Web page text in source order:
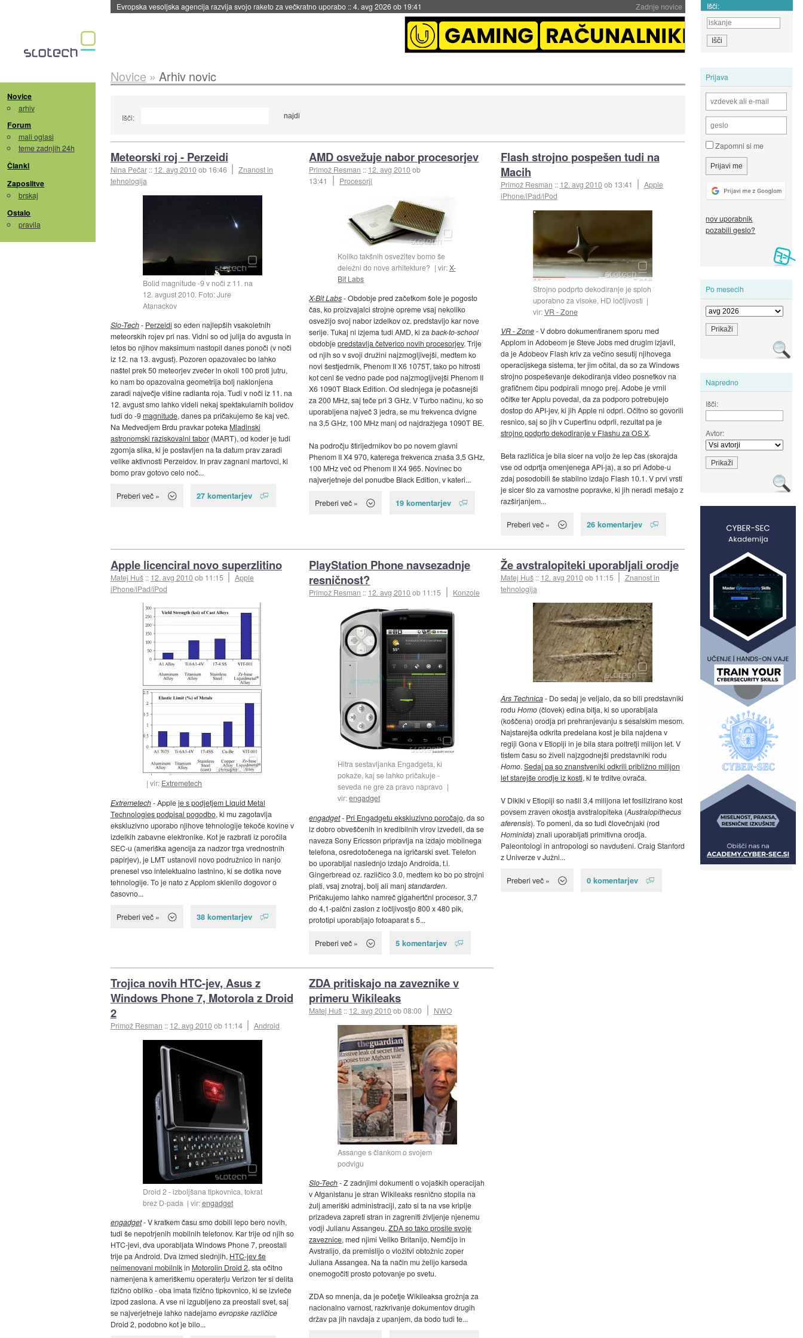
Zadnje novice
Evropska vesoljska agencija razvija svojo raketo za večkratno uporabo ::4. avg 2026 ob 19:41 Išči:
Novice
arhiv
Forum
mali oglasi
teme zadnjih 24h
Članki
Zaposlitve
brskaj
Ostalo
pravila
Prijava
Zapomni si me
nov uporabnik
pozabili geslo?
Po mesecih
Napredno
Išči:
Avtor:
Novice » Arhiv novic
Išči:
Meteorski roj - Perzeidi
Nina Pečar :: 12. avg 2010ob 16:46
Znanost in
tehnologija
Bolid magnitude -9 v noči z 11. na
12. avgust 2010. Foto: Jure
Atanackov
Slo-Tech- Perzeidi so eden najlepših vsakoletnih
meteorskih rojev pri nas. Vidni so od julija do avgusta in
letos bo njihov maksimum nastopil danes ponoči (v noči
iz 12. na 13. avgust). Pozoren opazovalec bo lahko
naštel prek 50 meteorjev zvečer in okoli 100 proti jutru,
ko nam bo opazovalna geometrija bolj naklonjena
zaradi največje višine radianta roja. Tudi v noči iz 11. na
12. avgust smo lahko videli nekaj spektakularnih bolidov
tudi do -9magnitude, danes pa pričakujemo še kaj več.
Na Medvedjem Brdu pravkar poteka Mladinski
astronomski raziskovalni tabor(MART), od koder je tudi
zgornja slika, ki je postavljen na ta datum prav zaradi
velike aktivnosti Perzeidov. In prav zagnani martovci, ki
bomo prav gotovo celo noč...
Preberi več » 27 komentarjev
AMD osvežuje nabor procesorjev
Primož Resman :: 12. avg 2010ob
13:41
Procesorji
Koliko takšnih osvežitev bomo še
deležni do nove arhitekture?
vir:X-
Bit Labs
X-Bit Labs- Obdobje pred začetkom šole je pogosto
čas, ko proizvajalci strojne opreme vsaj nekoliko
osvežijo svoj nabor izdelkov oz. predstavijo kar nove
serije. Tukaj ni izjema tudi AMD, ki zaback-to-school
obdobjepredstavlja četverico novih procesorjev. Trije
od njih so v svoji družini najzmogljivejši, medtem ko
novi šestjedrnik, Phenom II X6 1075T, tako po hitrosti
kot ceni še vedno pade pod najzmogljivejši Phenom II
X6 1090T Black Edition. Od slednjega je počasnejši
za 200 MHz, saj teče pri 3 GHz. V Turbo načinu, ko so
uporabljena največ 3 jedra, se mu frekvenca dvigne
na 3,5 GHz, 100 MHz manj od najdražjega 1090T BE.
Na področju štirijedrnikov bo po novem glavni
Phenom II X4 970, katerega frekvenca znaša 3,5 GHz,
100 MHz več od Phenom II X4 965. Novinec bo
najverjetneje del ponudbe Black Edition, v kateri...
Preberi več » 19 komentarjev
Flash strojno pospešen tudi na
Macih
Primož Resman :: 12. avg 2010ob 13:41
Apple
iPhone/iPad/iPod
Strojno podprto dekodiranje je sploh
uporabno za visoke, HD ločljivosti
vir:VR - Zone
VR - Zone- V dobro dokumentiranem sporu med
Applom in Adobeom je Steve Jobs med drugim izjavil,
da je Adobeov Flash kriv za večino sesutij njihovega
operacijskega sistema, ter jim očital, da so za Windows
strojno pospeševanje dekodiranja video posnetkov na
grafičnem čipu podpirali mnogo prej. Adobe je vrnil
očitke ter Applu povedal, da za podporo potrebujejo
dostop do API-jev, ki jih Apple ni odprl. Očitno so govorili
resnico, saj so jih v Cupertinu odprli, rezultat pa je
strojno podprto dekodiranje v Flashu za OS X.
Beta različica je bila sicer na voljo že lep čas (skorajda
vse od odprtja omenjenega API-ja), a so pri Adobe-u
zdaj posodobili še stabilno izdajo Flash 10.1. V prvi vrsti
je sicer šlo za varnostne popravke, ki jih neradi mešajo z
razširjanjem...
Preberi več » 26 komentarjev
Apple licenciral novo superzlitino
Matej Huš :: 12. avg 2010ob 11:15
Apple
iPhone/iPad/iPod
vir: Extremetech
Extremetech- Appleje s podjetjem Liquid Metal
Technologies podpisal pogodbo, ki mu zagotavlja
ekskluzivno uporabo njihove tehnologije tekoče kovine v
izdelkih zabavne elektronike. Kot je razbrati iz poročila
SEC-u (ameriška agencija za nadzor trga vrednostnih
papirjev), je LMT ustanovil novo podružnico in nanjo
prenesel vso intelektualno lastnino, ki se dotika nove
tehnologije. To je nato z Applom sklenilo dogovor o
časovno...
Preberi več » 38 komentarjev
PlayStation Phone navsezadnje
resničnost?
Primož Resman :: 12. avg 2010ob 11:15 Konzole
Hitra sestavljanka Engadgeta, ki
pokaže, kaj se lahko pričakuje -
seveda ne gre za pravo napravo
vir:engadget
engadget- Pri Engadgetu ekskluzivno poročajo, da so
iz dobro obveščenih in kredibilnih virov izvedeli, da se
naveza Sony Ericsson pripravlja na izdajo mobilnega
telefona, osredotočenega na igričarski svet. Telefon
bo uporabljal naslednjo izdajo Androida, t.i.
Gingerbread oz. različico 3.0, medtem ko bo po strojni
plati, vsaj znotraj, bolj ali manjstandarden.
Pričakujemo lahko namreč gigahertčni procesor, 3,7
do 4,1-palčni zaslon z ločljivostjo 800 x 480 pik,
prototipi uporabljajo fotoaparat s 5...
Preberi več » 5 komentarjev
Že avstralopiteki uporabljali orodje
Matej Huš :: 12. avg 2010ob 11:15
Znanost in
tehnologija
Ars Technica- Do sedaj je veljalo, da so bili predstavniki
rodu Homo(človek) edina bitja, ki so uporabljala
(koščena) orodja pri prehranjevanju s sesalskim mesom.
Najstarejša odkrita predelana kost je bila najdena v
regiji Gona v Etiopiji in je bila stara poltretji milijon let. V
tistem času so živeli najzgodnejši predstavniki rodu
Homo. Sedaj pa so znanstveniki odkrili približno milijon
let starejše orodje iz kosti, ki te trditve ovrača.
V Dikiki v Etiopiji so našli 3,4 milijona let fosilizirano kost
povsem zraven okostja avstralopiteka (Australopithecus
aferensis). To pomeni, da so tudi človečnjaki (rod
Hominida) znali uporabljati primitivna orodja.
Paleontologi in antropologi so navdušeni. Craig Stanford
z Univerze v Južni...
Preberi več » 0 komentarjev
Trojica novih HTC-jev, Asus z
Windows Phone 7, Motorola z Droid
2
Primož Resman :: 12. avg 2010ob 11:14 Android
Droid 2 - izboljšana tipkovnica, tokrat
brez D-pada
vir:engadget
engadget- V kratkem času smo dobili lepo bero novih,
tudi še nepotrjenih mobilnih telefonov. Kar trije od njih so
HTC-jevi, dva uporabljata Windows Phone 7, preostali
trije pa Android. Dva izmed slednjih, HTC-jev še
neimenovani mobilnikin Motorolin Droid 2, sta očitno
namenjena k ameriškemu operaterju Verizon ter si delita
fizično obliko - oba imata fizično tipkovnico, ki se izvleče
izpod zaslona. A vse ni izgubljeno za preostali svet, saj
se najverjetneje lahko nadejamoevropske različice
Droid 2, podobno kot je bilo...
ZDA pritiskajo na zaveznike v
primeru Wikileaks
Matej Huš :: 12. avg 2010ob 08:00 NWO
Assange s člankom o svojem
podvigu
Slo-Tech- Z zadnjimi dokumenti o vojaških operacijah
v Afganistanu je stran Wikileaks resnično stopila na
žulj ameriški administraciji, zato si ta na vse kriplje
prizadeva zapreti stran in zagreniti življenje njenemu
vodji Julianu Assangeu.ZDA so tako prosile svoje
zaveznice, med njimi Veliko Britanijo, Nemčijo in
Avstralijo, da premislijo o vložitvi obtožnic zoper
Juliana Assangea. Na ta način mu želijo karseda
onemogočiti prosto potovanje po svetu.
ZDA so mnenja, da je početje Wikileaksa grožnja za
nacionalno varnost, razkrivanje dokumentov drugih
držav pa jih navdaja z upanjem, da bodo tudi te...